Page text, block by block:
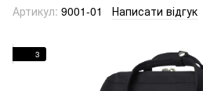
Артикул: 9001-01 Написати відгук
3